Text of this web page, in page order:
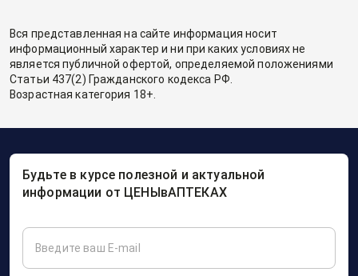
Вся представленная на сайте информация носит
информационный характер и ни при каких условиях не
является публичной офертой, определяемой положениями
Статьи 437(2) Гражданского кодекса РФ.
Возрастная категория 18+.
Будьте в курсе полезной и актуальной
информации от ЦЕНЫвАПТЕКАХ